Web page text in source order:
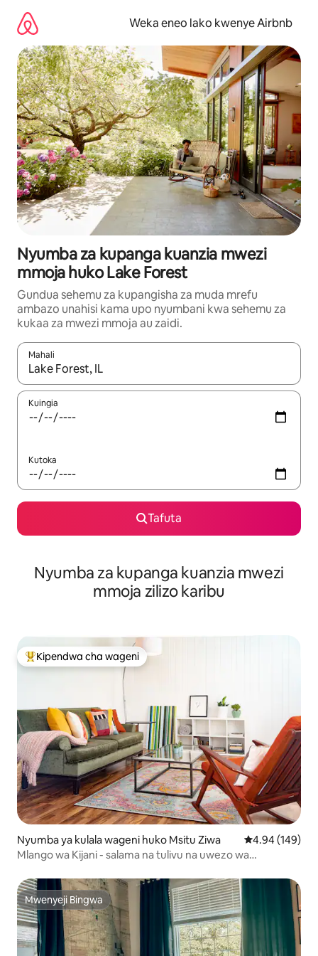
kwenda
kwenye
maudhui
Weka eneo lako kwenye Airbnb
Nyumba za kupanga kuanzia mwezi
mmoja huko Lake Forest
Gundua sehemu za kupangisha za muda mrefu
ambazo unahisi kama upo nyumbani kwa sehemu za
kukaa za mwezi mmoja au zaidi.
Mahali
Wakati matokeo yanapatikana, vinjari kwa kutumia vitufe vya
Kuingia
Kutoka
Tafuta
Nyumba za kupanga kuanzia mwezi
mmoja zilizo karibu
Kipendwa maarufu cha wageni
Kipendwa cha wageni
Nyumba ya kulala wageni huko Msitu Ziwa Ukadiriaji wa
4.94 (149)
Mlango wa Kijani - salama na tulivu na uwezo wa
Mwenyeji Bingwa
Mwenyeji Bingwa